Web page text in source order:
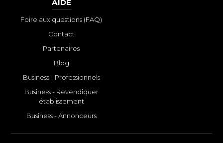
AIDE
Foire aux questions (FAQ)
Contact
Partenaires
Blog
Business - Professionnels
Business - Revendiquer
établissement
Business - Annonceurs